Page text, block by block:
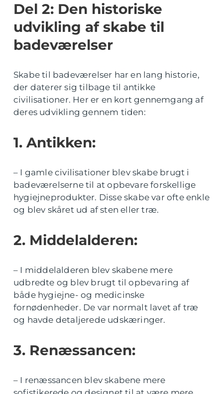
Del 2: Den historiske
udvikling af skabe til
badeværelser
Skabe til badeværelser har en lang historie,
der daterer sig tilbage til antikke
civilisationer. Her er en kort gennemgang af
deres udvikling gennem tiden:
1. Antikken:
– I gamle civilisationer blev skabe brugt i
badeværelserne til at opbevare forskellige
hygiejneprodukter. Disse skabe var ofte enkle
og blev skåret ud af sten eller træ.
2. Middelalderen:
– I middelalderen blev skabene mere
udbredte og blev brugt til opbevaring af
både hygiejne- og medicinske
fornødenheder. De var normalt lavet af træ
og havde detaljerede udskæringer.
3. Renæssancen:
– I renæssancen blev skabene mere